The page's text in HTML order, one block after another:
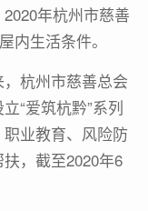
年杭州市慈善
内生活条件。
杭州市慈善总会
“爱筑杭黔”系列
业教育、风险防
，截至2020年6